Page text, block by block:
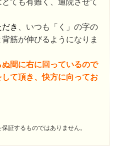
ても有難く、通院させて
き
、いつも「く」の字の
筋が伸びるようになりま
間に右に回っているので
て頂き、快方に向ってお
証するものではありません。